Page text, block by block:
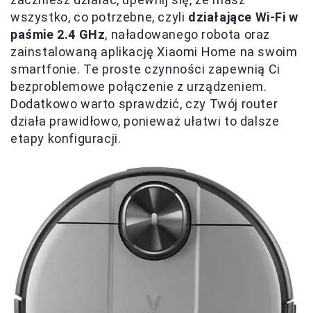
wszystko, co potrzebne, czyli działające Wi-Fi w
paśmie 2.4 GHz, naładowanego robota oraz
zainstalowaną aplikację Xiaomi Home na swoim
smartfonie. Te proste czynności zapewnią Ci
bezproblemowe połączenie z urządzeniem.
Dodatkowo warto sprawdzić, czy Twój router
działa prawidłowo, ponieważ ułatwi to dalsze
etapy konfiguracji.